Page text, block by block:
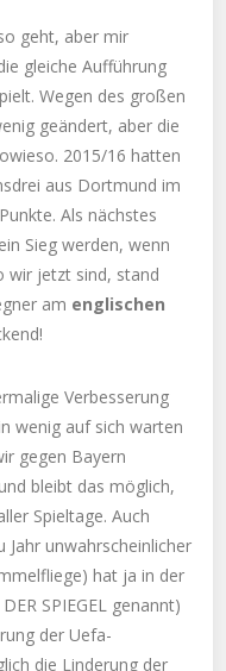
geht, aber mir
gleiche Aufführung
Wegen des großen
geändert, aber die
2015/16 hatten
aus Dortmund im
Als nächstes
Sieg werden, wenn
wir jetzt sind, stand
am englischen
Verbesserung
wenig auf sich warten
gegen Bayern
bleibt das möglich,
Spieltage. Auch
Jahr unwahrscheinlicher
hat ja in der
SPIEGEL genannt)
der Uefa-
die Linderung der